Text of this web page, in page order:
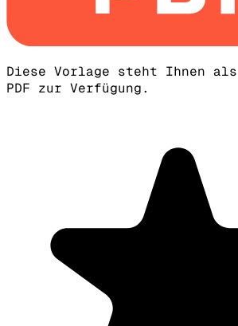
Diese Vorlage steht Ihnen
PDF zur Verfügung.